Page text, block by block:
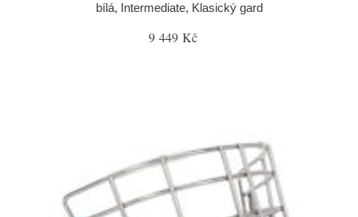
bílá, Intermediate, Klasický gard
9 449 Kč